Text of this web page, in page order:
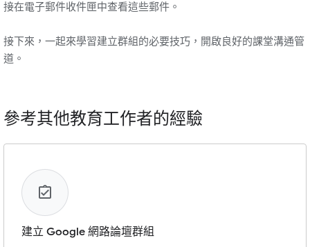
接在電子郵件收件匣中查看這些郵件。
接下來，一起來學習建立群組的必要技巧，開啟良好的課堂溝通管
道。
參考其他教育工作者的經驗
建立 Google 網路論壇群組